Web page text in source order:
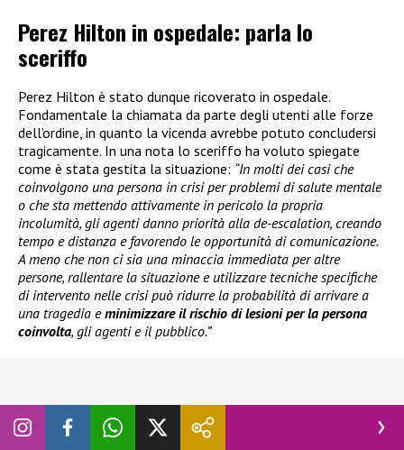
Perez Hilton in ospedale: parla lo
sceriffo
Perez Hilton è stato dunque ricoverato in ospedale.
Fondamentale la chiamata da parte degli utenti alle forze
dell’ordine, in quanto la vicenda avrebbe potuto concludersi
tragicamente. In una nota lo sceriffo ha voluto spiegate
come è stata gestita la situazione: “In molti dei casi che
coinvolgono una persona in crisi per problemi di salute mentale
o che sta mettendo attivamente in pericolo la propria
incolumità, gli agenti danno priorità alla de-escalation, creando
tempo e distanza e favorendo le opportunità di comunicazione.
A meno che non ci sia una minaccia immediata per altre
persone, rallentare la situazione e utilizzare tecniche specifiche
di intervento nelle crisi può ridurre la probabilità di arrivare a
una tragedia eminimizzare il rischio di lesioni per la persona
coinvolta, gli agenti e il pubblico.”